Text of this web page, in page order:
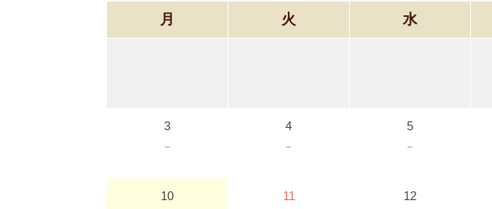
月 火 水
3
－
4
－
5
－
10
11
12